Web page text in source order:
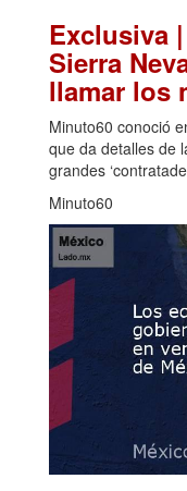
Exclusiva
Sierra
llamar los
Minuto60 conoció
que da detalles de
grandes
Minuto60